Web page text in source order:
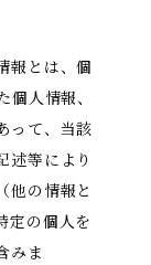
報とは、個
人情報、
って、当該
述等により
他の情報と
定の個人を
みま